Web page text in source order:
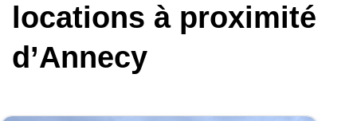
locations à proximité
d’Annecy